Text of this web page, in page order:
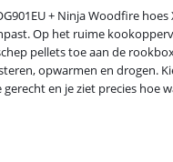
+ Ninja Woodfire hoes
Op het ruime
pellets toe aan de
opwarmen en drogen.
en je ziet precies hoe